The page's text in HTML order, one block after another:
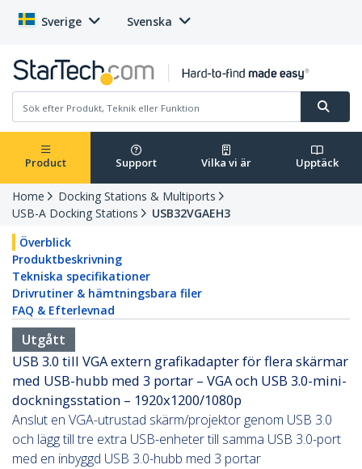
Sverige Svenska
Product Support Vilka vi är Upptäck
Home
Docking Stations & Multiports
USB-A Docking Stations
USB32VGAEH3
Överblick
Produktbeskrivning
Tekniska specifikationer
Drivrutiner & hämtningsbara filer
FAQ & Efterlevnad
Utgått
USB 3.0 till VGA extern grafikadapter för flera skärmar
med USB-hubb med 3 portar – VGA och USB 3.0-mini-
dockningsstation – 1920x1200/1080p
Anslut en VGA-utrustad skärm/projektor genom USB 3.0
och lägg till tre extra USB-enheter till samma USB 3.0-port
med en inbyggd USB 3.0-hubb med 3 portar